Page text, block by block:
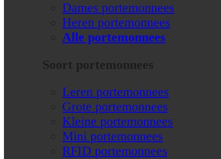
Dames portemonnees
Heren portemonnees
Alle portemonnees
Soort portemonnees
Leren portemonnees
Grote portemonnees
Kleine portemonnees
Mini portemonnees
RFID portemonnees